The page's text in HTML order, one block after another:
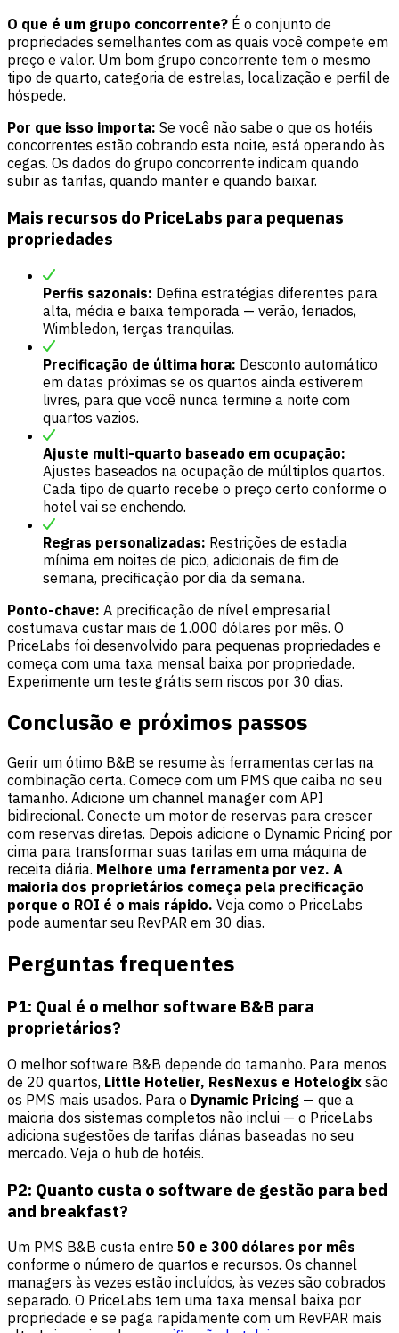
O que é um grupo concorrente? É o conjunto de
propriedades semelhantes com as quais você compete em
preço e valor. Um bom grupo concorrente tem o mesmo
tipo de quarto, categoria de estrelas, localização e perfil de
hóspede.
Por que isso importa: Se você não sabe o que os hotéis
concorrentes estão cobrando esta noite, está operando às
cegas. Os dados do grupo concorrente indicam quando
subir as tarifas, quando manter e quando baixar.
Mais recursos do PriceLabs para pequenas
propriedades
Perfis sazonais: Defina estratégias diferentes para
alta, média e baixa temporada — verão, feriados,
Wimbledon, terças tranquilas.
Precificação de última hora: Desconto automático
em datas próximas se os quartos ainda estiverem
livres, para que você nunca termine a noite com
quartos vazios.
Ajuste multi-quarto baseado em ocupação:
Ajustes baseados na ocupação de múltiplos quartos.
Cada tipo de quarto recebe o preço certo conforme o
hotel vai se enchendo.
Regras personalizadas: Restrições de estadia
mínima em noites de pico, adicionais de fim de
semana, precificação por dia da semana.
Ponto-chave: A precificação de nível empresarial
costumava custar mais de 1.000 dólares por mês. O
PriceLabs foi desenvolvido para pequenas propriedades e
começa com uma taxa mensal baixa por propriedade.
Experimente um teste grátis sem riscos por 30 dias.
Conclusão e próximos passos
Gerir um ótimo B&B se resume às ferramentas certas na
combinação certa. Comece com um PMS que caiba no seu
tamanho. Adicione um channel manager com API
bidirecional. Conecte um motor de reservas para crescer
com reservas diretas. Depois adicione o Dynamic Pricing por
cima para transformar suas tarifas em uma máquina de
receita diária. Melhore uma ferramenta por vez. A
maioria dos proprietários começa pela precificação
porque o ROI é o mais rápido. Veja como o PriceLabs
pode aumentar seu RevPAR em 30 dias.
Perguntas frequentes
P1: Qual é o melhor software B&B para
proprietários?
O melhor software B&B depende do tamanho. Para menos
de 20 quartos, Little Hotelier, ResNexus e Hotelogix são
os PMS mais usados. Para o Dynamic Pricing — que a
maioria dos sistemas completos não inclui — o PriceLabs
adiciona sugestões de tarifas diárias baseadas no seu
mercado. Veja o hub de hotéis.
P2: Quanto custa o software de gestão para bed
and breakfast?
Um PMS B&B custa entre 50 e 300 dólares por mês
conforme o número de quartos e recursos. Os channel
managers às vezes estão incluídos, às vezes são cobrados
separado. O PriceLabs tem uma taxa mensal baixa por
propriedade e se paga rapidamente com um RevPAR mais